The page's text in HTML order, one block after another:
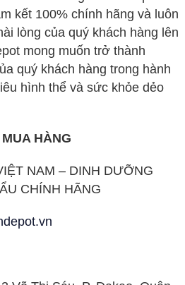
kết 100% chính hãng và luôn
lòng của quý khách hàng lên
mong muốn trở thành
quý khách hàng trong hành
hình thể và sức khỏe dẻo
HÀNG
NAM – DINH DƯỠNG
CHÍNH HÃNG